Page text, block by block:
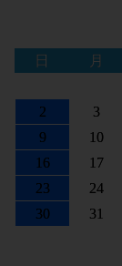
日 月
2
3
9
10
16
17
23
24
30
31